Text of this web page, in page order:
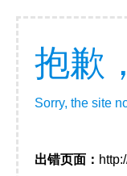
抱歉
Sorry, the site
出错页面：